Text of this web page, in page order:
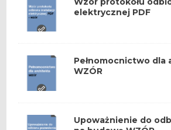
elektrycznej PDF
Pełnomocnictwo dla
WZÓR
Upoważnienie do